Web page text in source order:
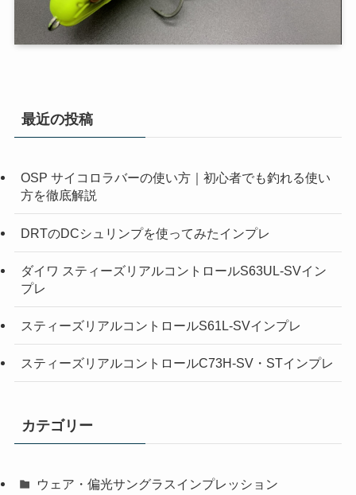
最近の投稿
OSP サイコロラバーの使い方｜初心者でも釣れる使い
方を徹底解説
DRTのDCシュリンプを使ってみたインプレ
ダイワ スティーズリアルコントロールS63UL-SVイン
プレ
スティーズリアルコントロールS61L-SVインプレ
スティーズリアルコントロールC73H-SV・STインプレ
カテゴリー
ウェア・偏光サングラスインプレッション